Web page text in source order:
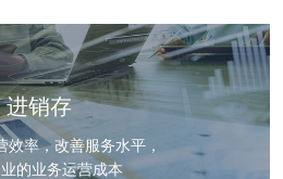
进销存
效率，改善服务水平，
的业务运营成本